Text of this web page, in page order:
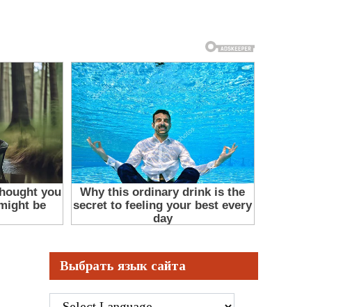
Выбрать язык сайта